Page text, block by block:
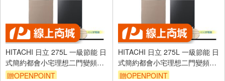
HITACHI 日立 275L 一級節能 日
式簡約都會小宅理想二門變頻冰
箱 HRBN5303MF
贈OPENPOINT
HITACHI 日立 275L 一級節能 日
式簡約都會小宅理想二門變頻冰
箱 HRBN5303MF
贈OPENPOINT